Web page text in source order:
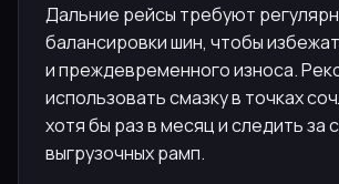
Дальние рейсы требуют
балансировки шин, чтобы
и преждевременного износа.
использовать смазку в точках
хотя бы раз в месяц и следить за
выгрузочных рамп.